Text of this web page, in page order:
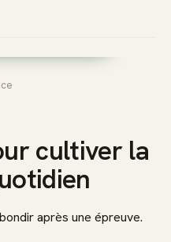
vous dès
cultiver la
après une épreuve.